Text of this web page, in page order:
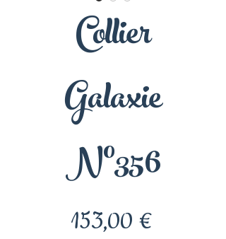
Collier
Galaxie
N°356
153,00 €Prix